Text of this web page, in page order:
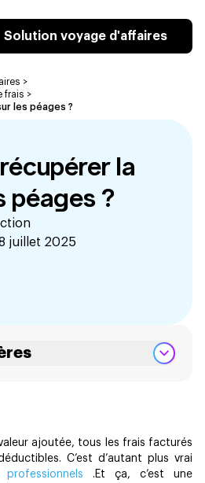
Solution voyage d'affaires
>
frais >
les péages ?
la
péages ?
juillet 2025
ajoutée, tous les frais facturés
C’est d’autant plus vrai
professionnels .Et ça, c’est une